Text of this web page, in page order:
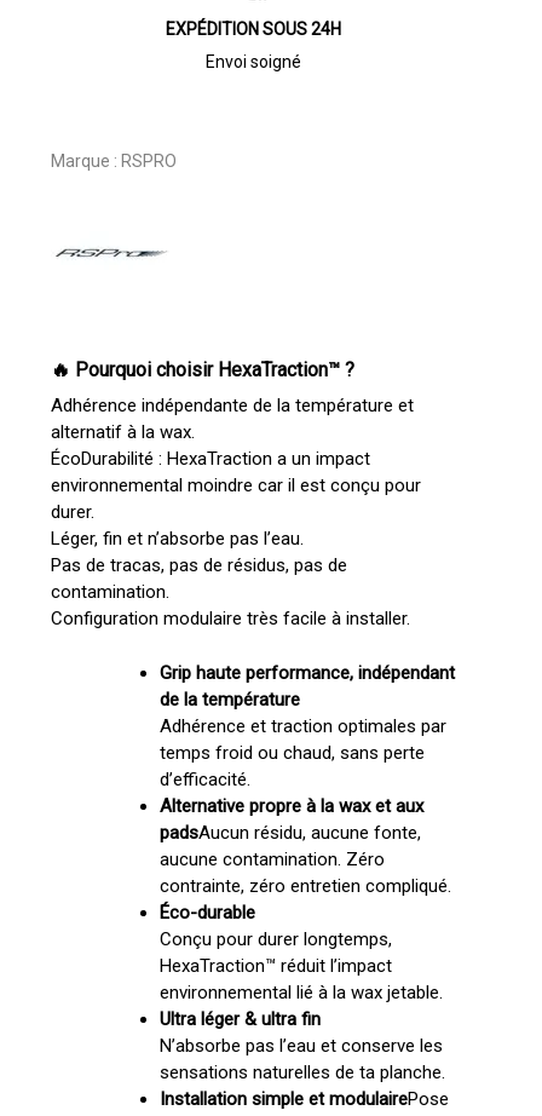
EXPÉDITION SOUS 24H
Envoi soigné
Marque : RSPRO
🔥 Pourquoi choisir HexaTraction™ ?
Adhérence indépendante de la température et
alternatif à la wax.
ÉcoDurabilité : HexaTraction a un impact
environnemental moindre car il est conçu pour
durer.
Léger, fin et n’absorbe pas l’eau.
Pas de tracas, pas de résidus, pas de
contamination.
Configuration modulaire très facile à installer.
Grip haute performance, indépendant
de la température
Adhérence et traction optimales par
temps froid ou chaud, sans perte
d’efficacité.
Alternative propre à la wax et aux
padsAucun résidu, aucune fonte,
aucune contamination. Zéro
contrainte, zéro entretien compliqué.
Éco-durable
Conçu pour durer longtemps,
HexaTraction™ réduit l’impact
environnemental lié à la wax jetable.
Ultra léger & ultra fin
N’absorbe pas l’eau et conserve les
sensations naturelles de ta planche.
Installation simple et modulairePose